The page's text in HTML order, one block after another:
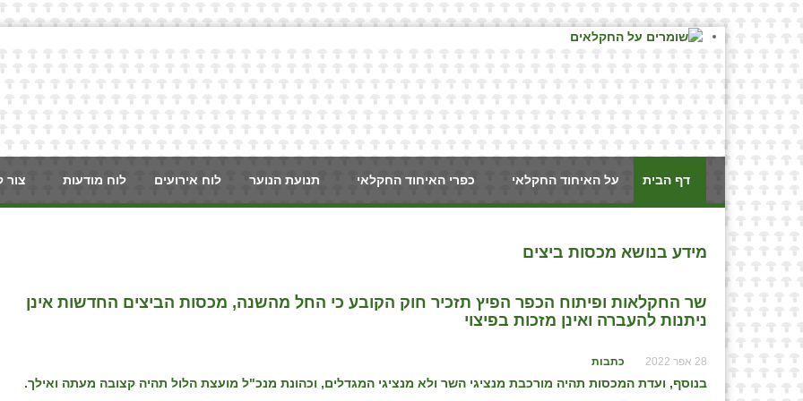
דף הבית על האיחוד החקלאי כפרי האיחוד החקלאי תנועת הנוער לוח אירועים לוח מודעות צור
מידע בנושא מכסות ביצים
⁨שר החקלאות ופיתוח הכפר הפיץ תזכיר חוק הקובע כי החל מהשנה, מכסות הביצים החדשות אינן
ניתנות להעברה ואינן מזכות בפיצוי⁩
28 אפר 2022 כתבות
בנוסף, ועדת המכסות תהיה מורכבת מנציגי השר ולא מנציגי המגדלים, וכהונת מנכ"ל מועצת הלול תהיה קצובה מעתה ואילך.